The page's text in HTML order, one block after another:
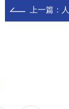
上一篇：